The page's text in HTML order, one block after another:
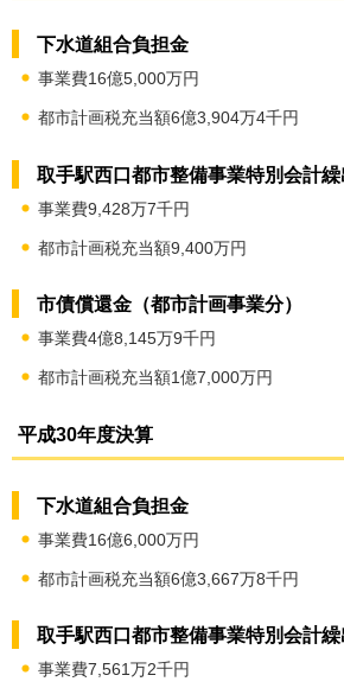
下水道組合負担金
事業費16億5,000万円
都市計画税充当額6億3,904万4千円
取手駅西口都市整備事業特別会計
事業費9,428万7千円
都市計画税充当額9,400万円
市債償還金（都市計画事業分）
事業費4億8,145万9千円
都市計画税充当額1億7,000万円
平成30年度決算
下水道組合負担金
事業費16億6,000万円
都市計画税充当額6億3,667万8千円
取手駅西口都市整備事業特別会計
事業費7,561万2千円